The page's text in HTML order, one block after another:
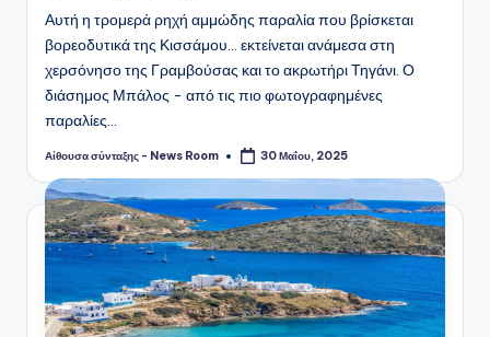
Αυτή η τρομερά ρηχή αμμώδης παραλία που βρίσκεται
βορεοδυτικά της Κισσάμου... εκτείνεται ανάμεσα στη
χερσόνησο της Γραμβούσας και το ακρωτήρι Τηγάνι. Ο
διάσημος Μπάλος - από τις πιο φωτογραφημένες
παραλίες…
Συγγραφέας:
Αίθουσα σύνταξης - News Room 30 Μαΐου, 2025